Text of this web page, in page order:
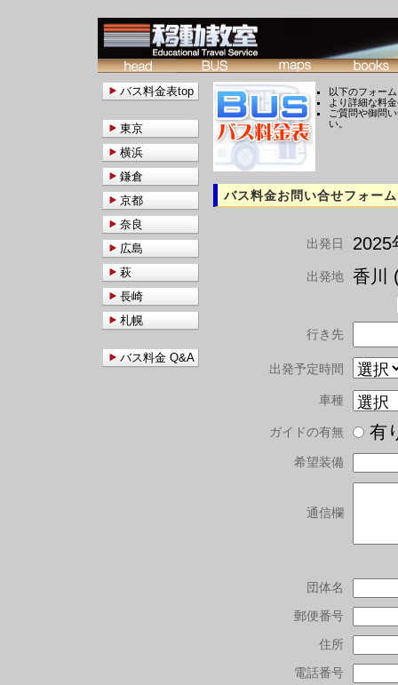
以下のフォー
より詳細な料
ご質問や御問
い。
バス料金お問い合せフォーム
出発日 2025
出発地 香川
行き先
出発予定時間
車種
ガイドの有無
希望装備
通信欄
団体名
郵便番号
住所
電話番号
バス料金表top
東京
横浜
鎌倉
京都
奈良
広島
萩
長崎
札幌
バス料金 Q&A